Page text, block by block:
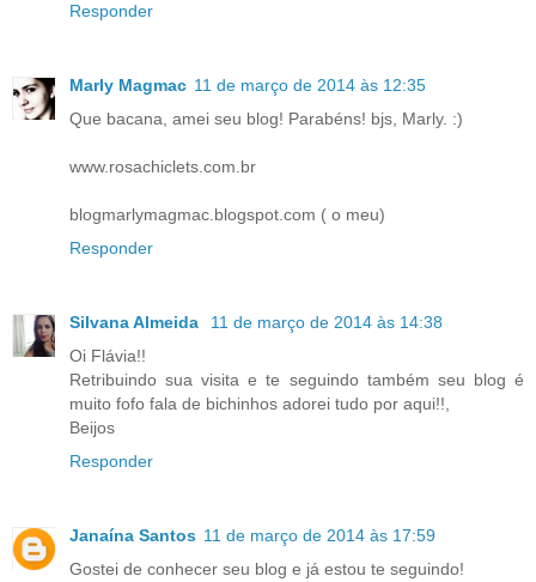
Responder
Marly Magmac 11 de março de 2014 às 12:35
Que bacana, amei seu blog! Parabéns! bjs, Marly. :)
www.rosachiclets.com.br
blogmarlymagmac.blogspot.com ( o meu)
Responder
Silvana Almeida
11 de março de 2014 às 14:38
Oi Flávia!!
Retribuindo sua visita e te seguindo também seu blog é
muito fofo fala de bichinhos adorei tudo por aqui!!,
Beijos
Responder
Janaína Santos 11 de março de 2014 às 17:59
Gostei de conhecer seu blog e já estou te seguindo!